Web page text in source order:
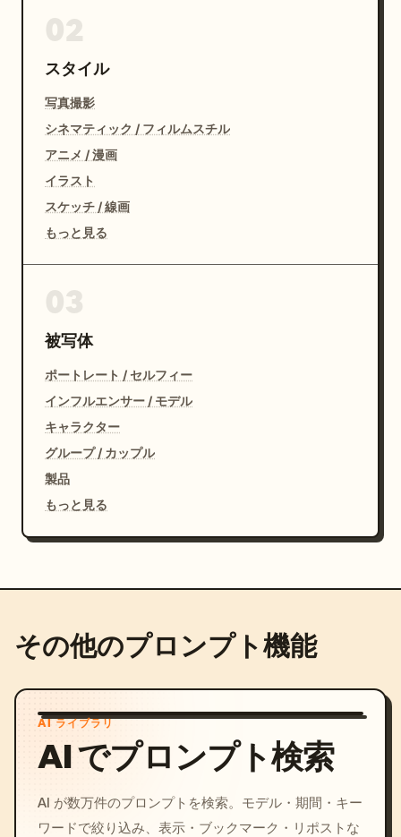
スタイル
写真撮影
シネマティック / フィルムスチル
アニメ / 漫画
イラスト
スケッチ / 線画
もっと見る
被写体
ポートレート / セルフィー
インフルエンサー / モデル
キャラクター
グループ / カップル
製品
もっと見る
その他のプロンプト機能
AI ライブラリ
AI でプロンプト検索
AI が数万件のプロンプトを検索。モデル・期間・キー
ワードで絞り込み、表示・ブックマーク・リポストな